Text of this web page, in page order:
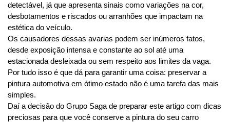
detectável, já que apresenta sinais como variações na cor,
desbotamentos e riscados ou arranhões que impactam na
estética do veículo.
Os causadores dessas avarias podem ser inúmeros fatos,
desde exposição intensa e constante ao sol até uma
estacionada desleixada ou sem respeito aos limites da vaga.
Por tudo isso é que dá para garantir uma coisa: preservar a
pintura automotiva em ótimo estado não é uma tarefa das mais
simples.
Daí a decisão do Grupo Saga de preparar este artigo com dicas
preciosas para que você conserve a pintura do seu carro